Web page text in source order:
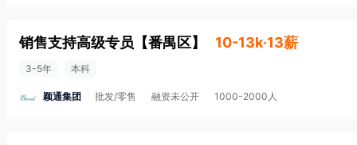
销售支持高级专员 【番禺区】 10-13k·13薪
3-5年 本科
颖通集团 批发/零售 融资未公开 1000-2000人